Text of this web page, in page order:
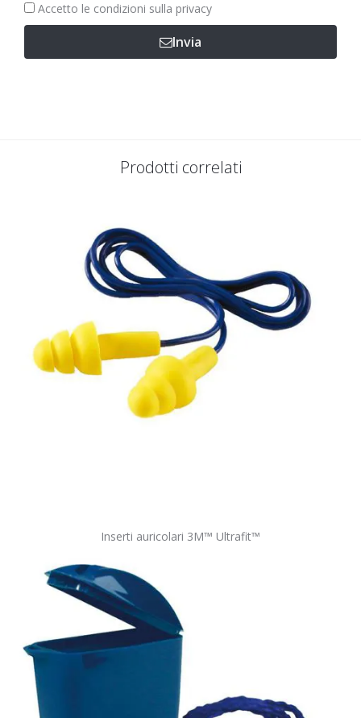
Obbligatorio
Accetto le condizioni sulla privacy
Invia
Prodotti correlati
Inserti auricolari 3M™ Ultrafit™